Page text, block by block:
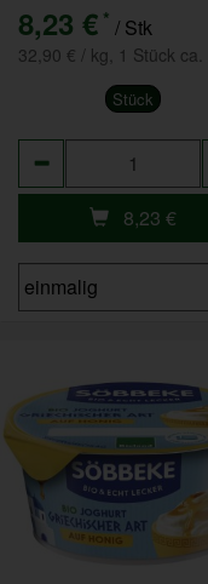
8,23 € * / Stk
32,90 € / kg, 1 Stück ca.
Stück
8,23 €